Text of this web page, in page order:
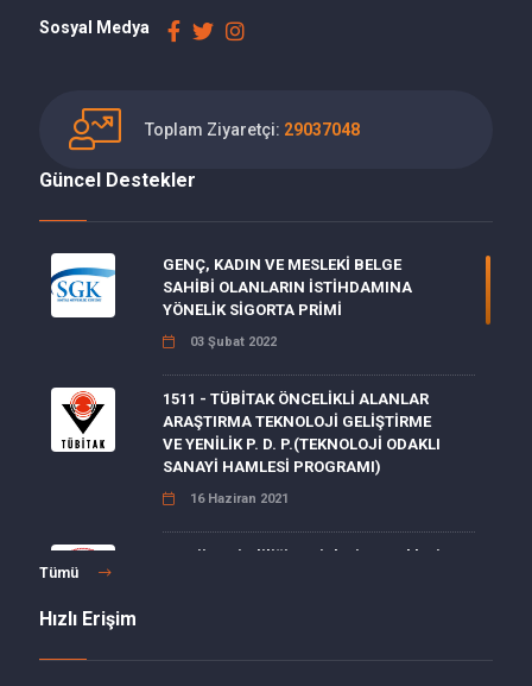
Sosyal Medya
Toplam Ziyaretçi: 29037048
Güncel Destekler
GENÇ, KADIN VE MESLEKİ BELGE
SAHİBİ OLANLARIN İSTİHDAMINA
YÖNELİK SİGORTA PRİMİ
03 Şubat 2022
1511 - TÜBİTAK ÖNCELİKLİ ALANLAR
ARAŞTIRMA TEKNOLOJİ GELİŞTİRME
VE YENİLİK P. D. P.(TEKNOLOJİ ODAKLI
SANAYİ HAMLESİ PROGRAMI)
16 Haziran 2021
Enerji Verimliliği Projeleri Destekleri
Tümü
Hızlı Erişim